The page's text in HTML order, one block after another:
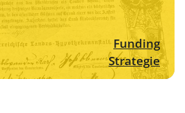
Funding
Strategie